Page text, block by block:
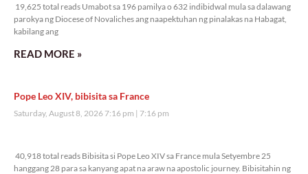
19,625 total reads Umabot sa 196 pamilya o 632 indibidwal mula sa dalawang
parokya ng Diocese of Novaliches ang naapektuhan ng pinalakas na Habagat,
kabilang ang
READ MORE »
Pope Leo XIV, bibisita sa France
Saturday, August 8, 2026 7:16 pm 7:16 pm
40,918 total reads Bibisita si Pope Leo XIV sa France mula Setyembre 25
hanggang 28 para sa kanyang apat na araw na apostolic journey. Bibisitahin ng